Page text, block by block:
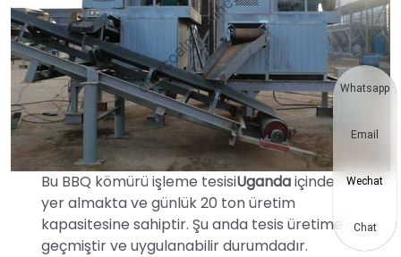
Bu BBQ kömürü işleme tesisiUgandaiçinde
yer almakta ve günlük 20 ton üretim
kapasitesine sahiptir. Şu anda tesis üretime
geçmiştir ve uygulanabilir durumdadır.
Whatsapp
Email
Wechat
Chat